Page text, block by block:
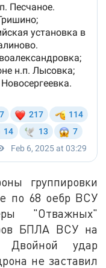
группировки
по 68 оебр ВСУ
"Отважных"
БПЛА ВСУ на
Двойной удар
не заставил